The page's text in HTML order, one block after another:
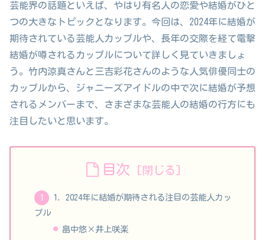
芸能界の話題といえば、やはり有名人の恋愛や結婚がひと
つの大きなトピックとなります。今回は、2024年に結婚が
期待されている芸能人カップルや、長年の交際を経て電撃
結婚が噂されるカップルについて詳しく見ていきましょ
う。竹内涼真さんと三吉彩花さんのような人気俳優同士の
カップルから、ジャニーズアイドルの中で次に結婚が予想
されるメンバーまで、さまざまな芸能人の結婚の行方にも
注目したいと思います。
目次
1. 2024年に結婚が期待される注目の芸能人カッ
プル
畠中悠×井上咲楽